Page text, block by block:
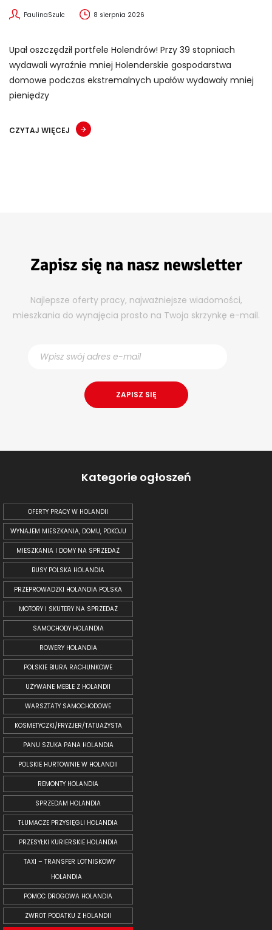
PaulinaSzulc 8 sierpnia 2026
Upał oszczędził portfele Holendrów! Przy 39 stopniach
wydawali wyraźnie mniej Holenderskie gospodarstwa
domowe podczas ekstremalnych upałów wydawały mniej
pieniędzy
CZYTAJ WIĘCEJ
Zapisz się na nasz newsletter
Najlepsze oferty pracy, najważniejsze wiadomości,
mieszkania do wynajęcia prosto na Twoja skrzynkę e-mail.
Kategorie ogłoszeń
OFERTY PRACY W HOLANDII
WYNAJEM MIESZKANIA, DOMU, POKOJU
MIESZKANIA I DOMY NA SPRZEDAŻ
BUSY POLSKA HOLANDIA
PRZEPROWADZKI HOLANDIA POLSKA
MOTORY I SKUTERY NA SPRZEDAŻ
SAMOCHODY HOLANDIA
ROWERY HOLANDIA
POLSKIE BIURA RACHUNKOWE
UŻYWANE MEBLE Z HOLANDII
WARSZTATY SAMOCHODOWE
KOSMETYCZKI/FRYZJER/TATUAŻYSTA
PANU SZUKA PANA HOLANDIA
POLSKIE HURTOWNIE W HOLANDII
REMONTY HOLANDIA
SPRZEDAM HOLANDIA
TŁUMACZE PRZYSIĘGLI HOLANDIA
PRZESYŁKI KURIERSKIE HOLANDIA
TAXI – TRANSFER LOTNISKOWY
HOLANDIA
POMOC DROGOWA HOLANDIA
ZWROT PODATKU Z HOLANDII